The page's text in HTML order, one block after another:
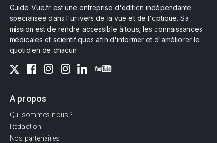
Guide-Vue.fr est une entreprise d'édition indépendante
spécialisée dans l'univers de la vue et de l'optique. Sa
mission est de rendre accessible à tous, les connaissances
médicales et scientifiques afin d'informer et d'améliorer le
quotidien de chacun.
A propos
Qui sommes-nous ?
Rédaction
Nos partenaires